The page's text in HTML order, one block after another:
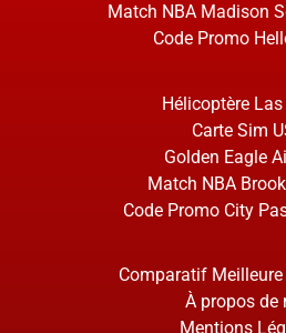
Match NBA Madison
Code Promo
Hélicoptère
Carte Sim
Golden Eagle
Match NBA
Code Promo City
Comparatif
À propos de
Mentions